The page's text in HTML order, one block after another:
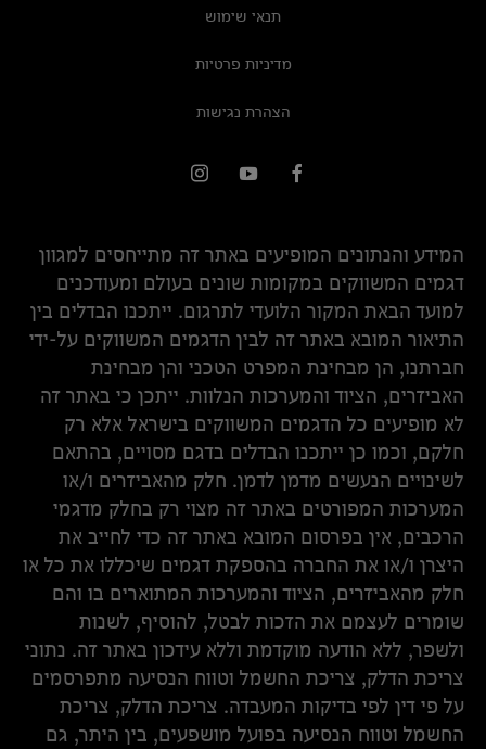
תנאי שימוש
מדיניות פרטיות
הצהרת נגישות
המידע והנתונים המופיעים באתר זה מתייחסים למגוון
דגמים המשווקים במקומות שונים בעולם ומעודכנים
למועד הבאת המקור הלועדי לתרגום. ייתכנו הבדלים בין
התיאור המובא באתר זה לבין הדגמים המשווקים על-ידי
חברתנו, הן מבחינת המפרט הטכני והן מבחינת
האביזרים, הציוד והמערכות הנלוות. ייתכן כי באתר זה
לא מופיעים כל הדגמים המשווקים בישראל אלא רק
חלקם, וכמו כן ייתכנו הבדלים בדגם מסויים, בהתאם
לשינויים הנעשים מדמן לדמן. חלק מהאביזרים ו/או
המערכות המפורטים באתר זה מצוי רק בחלק מדגמי
הרכבים, אין בפרסום המובא באתר זה כדי לחייב את
היצרן ו/או את החברה בהספקת דגמים שיכללו את כל או
חלק מהאביזרים, הציוד והמערכות המתוארים בו והם
שומרים לעצמם את הזכות לבטל, להוסיף, לשנות
ולשפר, ללא הודעה מוקדמת וללא עידכון באתר זה. נתוני
צריכת הדלק, צריכת החשמל וטווח הנסיעה מתפרסמים
על פי דין לפי בדיקות המעבדה. צריכת הדלק, צריכת
החשמל וטווח הנסיעה בפועל מושפעים, בין היתר, גם